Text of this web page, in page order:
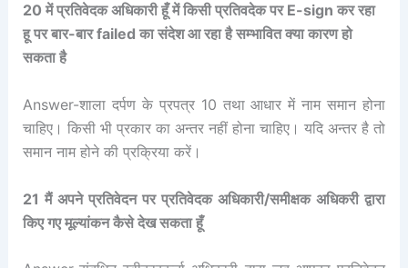
20 में प्रतिवेदक अधिकारी हूँ में किसी प्रतिवदेक पर E-sign कर रहा
हू पर बार-बार failed का संदेश आ रहा है सम्भावित क्या कारण हो
सकता है
Answer-शाला दर्पण के प्रपत्र 10 तथा आधार में नाम समान होना
चाहिए। किसी भी प्रकार का अन्तर नहीं होना चाहिए। यदि अन्तर है तो
समान नाम होने की प्रक्रिया करें।
21 मैं अपने प्रतिवेदन पर प्रतिवेदक अधिकारी/समीक्षक अधिकरी द्वारा
किए गए मूल्यांकन कैसे देख सकता हूँ